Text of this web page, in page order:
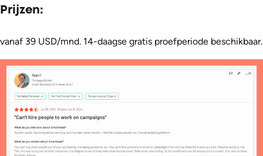
Prijzen:
vanaf 39 USD/mnd. 14-daagse gratis proefperiode beschikbaar.